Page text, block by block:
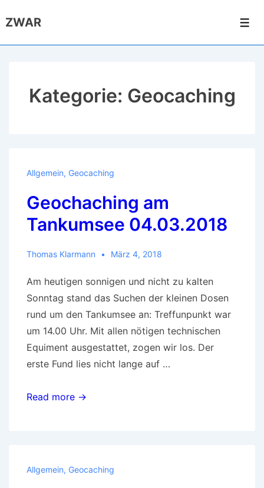
Zum
ZWAR
Kategorie: Geocaching
Allgemein, Geocaching
Geochaching am
Tankumsee 04.03.2018
Thomas Klarmann März 4, 2018
Am heutigen sonnigen und nicht zu kalten
Sonntag stand das Suchen der kleinen Dosen
rund um den Tankumsee an: Treffunpunkt war
um 14.00 Uhr. Mit allen nötigen technischen
Equiment ausgestattet, zogen wir los. Der
erste Fund lies nicht lange auf …
Geochaching
Read more →
Allgemein, Geocaching